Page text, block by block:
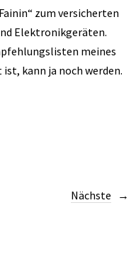
zum versicherten
Elektronikgeräten.
meines
kann ja noch werden.
Nächste